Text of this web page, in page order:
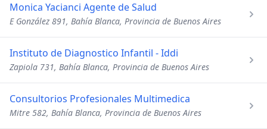
Monica Yacianci Agente de Salud
E González 891, Bahía Blanca, Provincia de Buenos Aires
Instituto de Diagnostico Infantil - Iddi
Zapiola 731, Bahía Blanca, Provincia de Buenos Aires
Consultorios Profesionales Multimedica
Mitre 582, Bahía Blanca, Provincia de Buenos Aires